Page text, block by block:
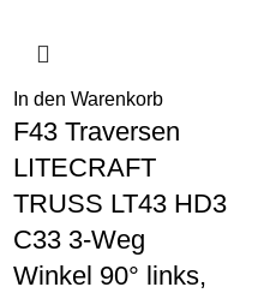
In den Warenkorb
F43 Traversen
LITECRAFT
TRUSS LT43 HD3
C33 3-Weg
Winkel 90° links,